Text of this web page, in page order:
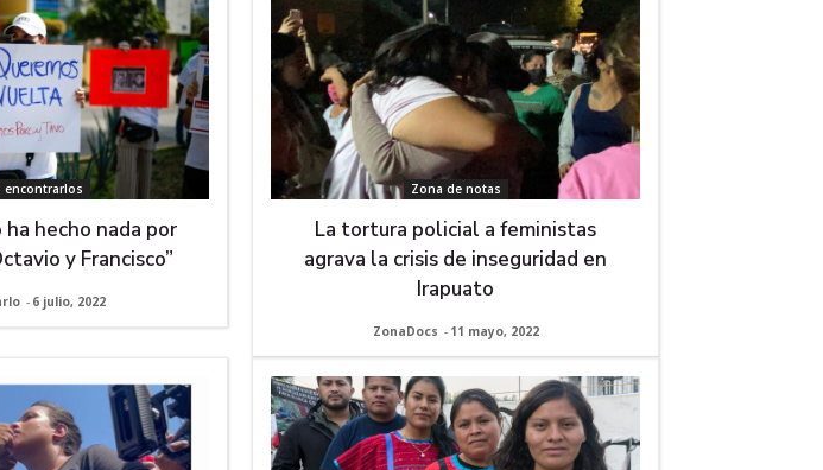
encontrarlos
ha hecho nada por
y Francisco”
- 6 julio, 2022
Zona de notas
La tortura policial a feministas
agrava la crisis de inseguridad en
Irapuato
ZonaDocs - 11 mayo, 2022